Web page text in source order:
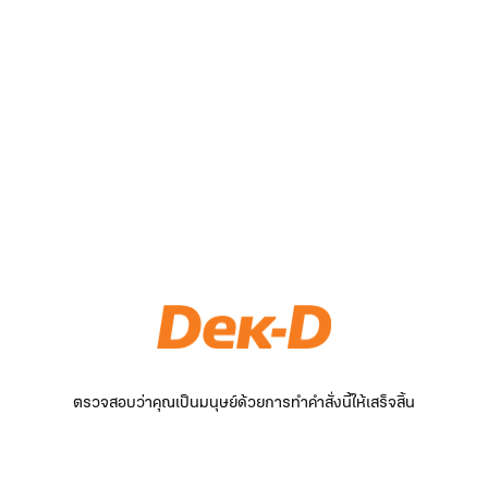
ตรวจสอบว่าคุณเป็นมนุษย์ด้วยการทำคำสั่งนี้ให้เสร็จสิ้น